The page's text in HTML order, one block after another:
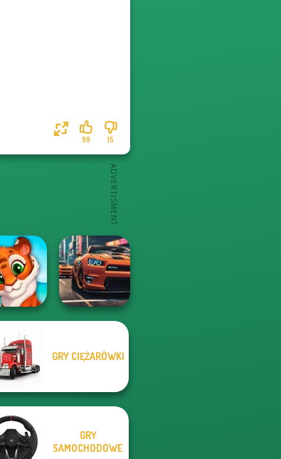
15
99
Artimo
GRY CIĘŻARÓWKI
GRY
SAMOCHODOWE